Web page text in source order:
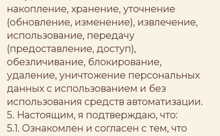
данных (в том числе IT-провайдерам,
сервисам бронирования, сервисам
технической поддержки сайта).
5.2. Даю согласие на обработку своих
персональных данных, указанных в
пункте 2 настоящего согласия,
5.1. настоящего согласия, а также
подтверждаю, что мне Оператором
разъяснены последствия
непредоставления персональных
данных, в случаях, когда предоставление
таких данных является обязательным в